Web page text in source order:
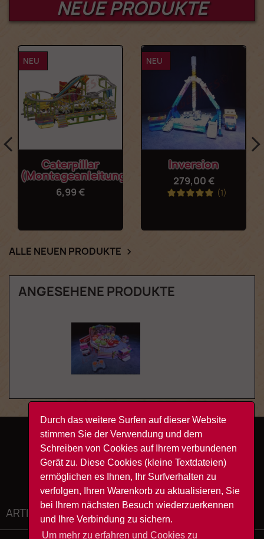
Durch das weitere Surfen auf dieser Website
stimmen Sie der Verwendung und dem
Schreiben von Cookies auf Ihrem verbundenen
Gerät zu. Diese Cookies (kleine Textdateien)
ermöglichen es Ihnen, Ihr Surfverhalten zu
verfolgen, Ihren Warenkorb zu aktualisieren, Sie
bei Ihrem nächsten Besuch wiederzuerkennen
und Ihre Verbindung zu sichern.
Um mehr zu erfahren und Cookies zu
NEUE PRODUKTE
Caterpillar
(Montageanleitung)
6,99 €
NEU
Inversion
279,00 €
(1)
NEU
ALLE NEUEN PRODUKTE 
ANGESEHENE PRODUKTE
FacebookYouTubeInstagram
TikTok
ARTIKEL